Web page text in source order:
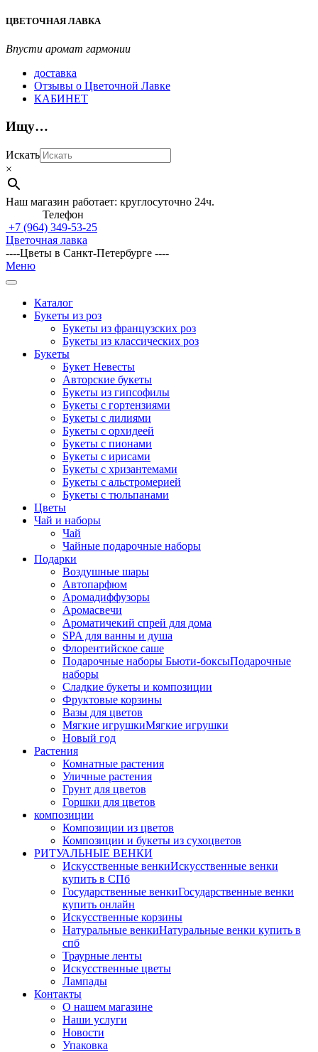
Перейти
содержимому
ЦВЕТОЧНАЯ ЛАВКА
Впусти аромат гармонии
доставка
Отзывы о Цветочной Лавке
КАБИНЕТ
Ищу…
Искать
×
Наш магазин работает: круглосуточно 24ч.
Телефон
+7 (964) 349-53-25
Цветочная лавка
----Цветы в Санкт-Петербурге ----
Главное
навигационное
Меню
Каталог
Букеты из роз
Букеты из французских роз
Букеты из классических роз
Букеты
Букет Невесты
Авторские букеты
Букеты из гипсофилы
Букеты с гортензиями
Букеты с лилиями
Букеты с орхидеей
Букеты с пионами
Букеты с ирисами
Букеты с хризантемами
Букеты с альстромерией
Букеты с тюльпанами
Цветы
Чай и наборы
Чай
Чайные подарочные наборы
Подарки
Воздушные шары
Автопарфюм
Аромадиффузоры
Аромасвечи
Ароматичекий спрей для дома
SPA для ванны и душа
Флорентийское саше
Подарочные наборы Бьюти-боксыПодарочные
наборы
Сладкие букеты и композиции
Фруктовые корзины
Вазы для цветов
Мягкие игрушкиМягкие игрушки
Новый год
Растения
Комнатные растения
Уличные растения
Грунт для цветов
Горшки для цветов
композиции
Композиции из цветов
Композиции и букеты из сухоцветов
РИТУАЛЬНЫЕ ВЕНКИ
Искусственные венкиИскусственные венки
купить в СПб
Государственные венкиГосударственные венки
купить онлайн
Искусственные корзины
Натуральные венкиНатуральные венки купить в
спб
Траурные ленты
Искусственные цветы
Лампады
Контакты
О нашем магазине
Наши услуги
Новости
Упаковка